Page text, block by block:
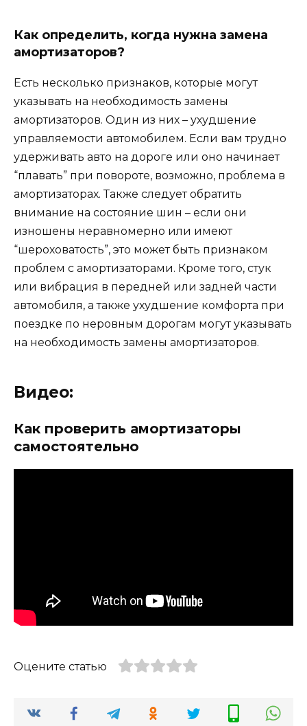
Как определить, когда нужна замена
амортизаторов?
Есть несколько признаков, которые могут
указывать на необходимость замены
амортизаторов. Один из них – ухудшение
управляемости автомобилем. Если вам трудно
удерживать авто на дороге или оно начинает
“плавать” при повороте, возможно, проблема в
амортизаторах. Также следует обратить
внимание на состояние шин – если они
изношены неравномерно или имеют
“шероховатость”, это может быть признаком
проблем с амортизаторами. Кроме того, стук
или вибрация в передней или задней части
автомобиля, а также ухудшение комфорта при
поездке по неровным дорогам могут указывать
на необходимость замены амортизаторов.
Видео:
Как проверить амортизаторы
самостоятельно
Оцените статью